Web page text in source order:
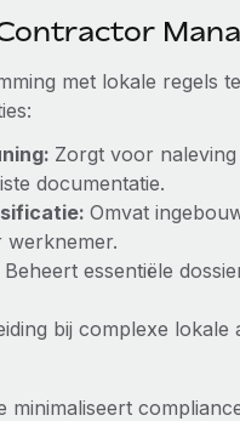
met lokale regels
Zorgt voor
documentatie.
Omvat
werknemer.
Beheert essentiële
bij complexe
minimaliseert